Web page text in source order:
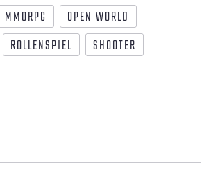
MMORPG
OPEN WORLD
ROLLENSPIEL
SHOOTER